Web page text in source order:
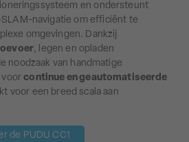
en ondersteunt
navigatie om efficiënt te
omgevingen. Dankzij
, legen en opladen
noodzaak van handmatige
voorcontinue en geautomatiseerde
voor een breed scala aan
de PUDU CC1